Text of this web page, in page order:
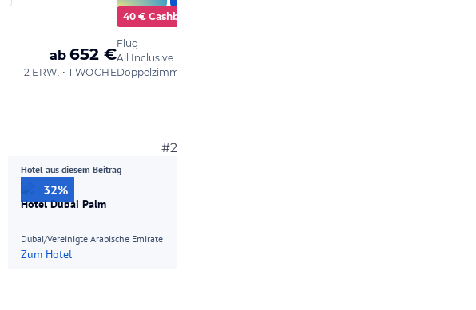
#2
Hotel aus diesem Beitrag
32%
Hotel Dubai Palm
Dubai/Vereinigte Arabische Emirate
Zum Hotel